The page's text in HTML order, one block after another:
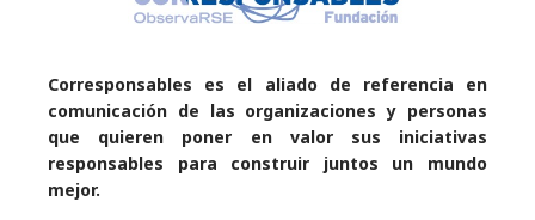
Corresponsables es el aliado de referencia en
comunicación de las organizaciones y personas
que quieren poner en valor sus iniciativas
responsables para construir juntos un mundo
mejor.